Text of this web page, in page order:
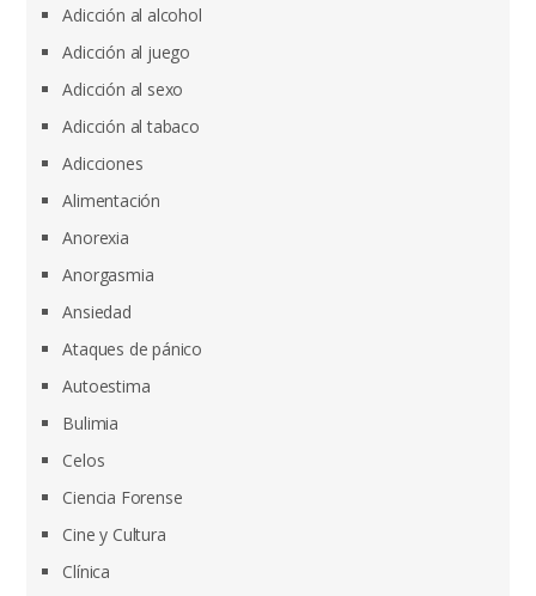
Adicción al alcohol
Adicción al juego
Adicción al sexo
Adicción al tabaco
Adicciones
Alimentación
Anorexia
Anorgasmia
Ansiedad
Ataques de pánico
Autoestima
Bulimia
Celos
Ciencia Forense
Cine y Cultura
Clínica